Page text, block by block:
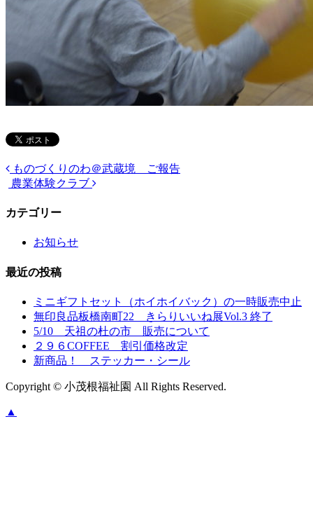
ものづくりのわ＠武蔵境 ご報告
農業体験クラブ
カテゴリー
お知らせ
最近の投稿
ミニギフトセット（ホイホイバック）の一時販売中止
無印良品板橋南町22 きらりいいね展Vol.3 終了
5/10 天祖の杜の市 販売について
２９６COFFEE 割引価格改定
新商品！ ステッカー・シール
Copyright © 小茂根福祉園 All Rights Reserved.
▲